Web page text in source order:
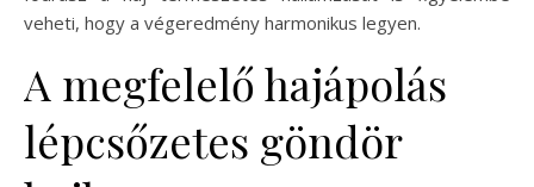
veheti, hogy a végeredmény harmonikus legyen.
A megfelelő hajápolás
lépcsőzetes göndör